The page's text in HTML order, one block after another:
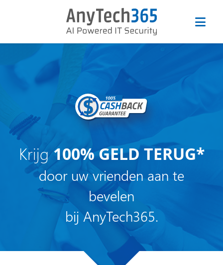
Krijg100% GELD TERUG*
door uw vrienden aan te
bevelen
bij AnyTech365.